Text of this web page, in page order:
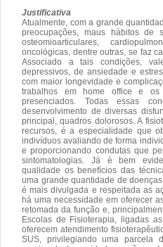
Justificativa
Atualmente, com a grande
preocupações, maus hábitos de
osteomioarticulares,
oncológicas, dentre outras, se faz
Associado a tais condições,
depressivos, de ansiedade e
com maior longevidade e
trabalhos em home office e os
presenciados. Todas essas
desenvolvimento de diversas
principal, quadros dolorosos. A
recursos, é a especialidade que
indivíduos avaliando de forma
e proporcionando condutas que
sintomatologias. Já é bem
qualidade os benefícios das
uma grande quantidade de
é mais divulgada e respeitada as
há uma necessidade em oferecer
retomada da função e,
Escolas de Fisioterapia, ligadas
oferecem atendimento
SUS, privilegiando uma parcela